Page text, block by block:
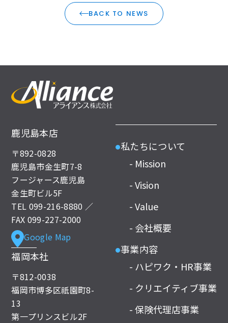
BACK TO NEWS
鹿児島本店
〒892-0828
鹿児島市金生町7-8
フージャース鹿児島
金生町ビル5F
TEL 099-216-8880 ／
FAX 099-227-2000
Google Map
福岡本社
〒812-0038
福岡市博多区祇園町8-
13
第一プリンスビル2F
●私たちについて
- Mission
- Vision
- Value
- 会社概要
●事業内容
- ハピワク・HR事業
- クリエイティブ事業
- 保険代理店事業